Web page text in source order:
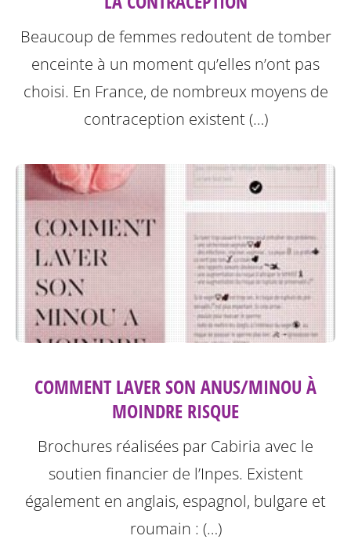
Beaucoup de femmes redoutent de tomber
enceinte à un moment qu’elles n’ont pas
choisi. En France, de nombreux moyens de
contraception existent (…)
COMMENT LAVER SON ANUS/MINOU À
MOINDRE RISQUE
Brochures réalisées par Cabiria avec le
soutien financier de l’Inpes. Existent
également en anglais, espagnol, bulgare et
roumain : (…)